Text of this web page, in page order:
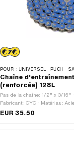
POUR : UNIVERSEL · PUCH · SACHS · PONY / CILO (BÊTA 521 &
Chaîne d'entraînement
(renforcée) 128L
Pas de la chaîne: 1/2" x 3/16"
Fabricant: CYC · Matériau:
bleu · Nombre de maillons: 128
EUR 35.50